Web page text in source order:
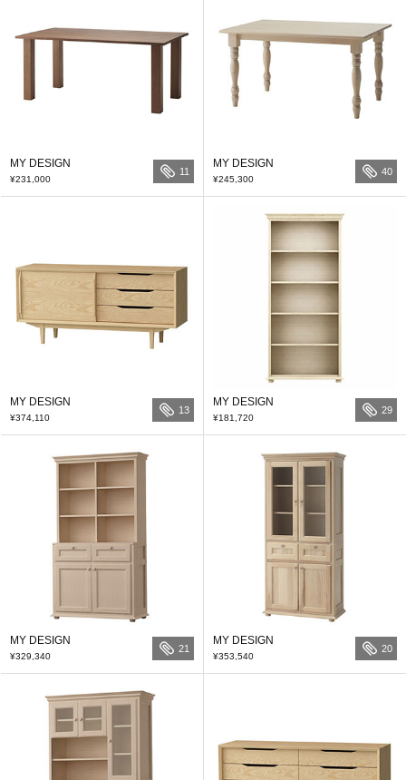
MY DESIGN
¥231,000
11
MY DESIGN
¥245,300
40
MY DESIGN
¥374,110
13
MY DESIGN
¥181,720
29
MY DESIGN
¥329,340
21
MY DESIGN
¥353,540
20